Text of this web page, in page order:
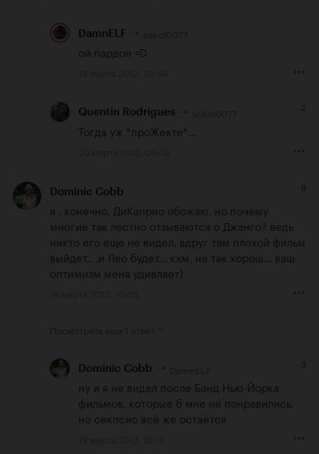
DamnELF
ой пардон =D
Quentin Rodrigues -2
Тогда уж *проЖекте*...
Dominic Cobb -8
я , конечно, ДиКаприо обожаю. но почему
многие так лестно отзываются о Джанго? ведь
никто его еще не видел. вдруг там плохой фильм
выйдет.. .и Лео будет... кхм, не так хорош... ваш
оптимизм меня удивляет)
Dominic Cobb -3
ну и я не видел после Банд Нью-Йорка
фильмов, которые б мне не понравились.
но секпсис всё же остаётся